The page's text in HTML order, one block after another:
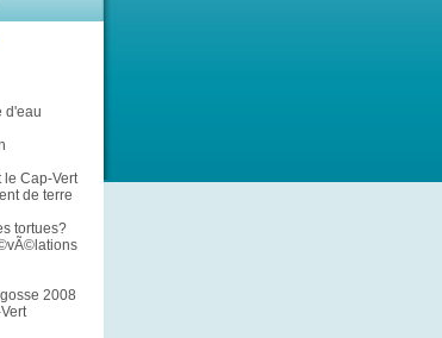
d'eau
le Cap-Vert
de terre
tortues?
2008